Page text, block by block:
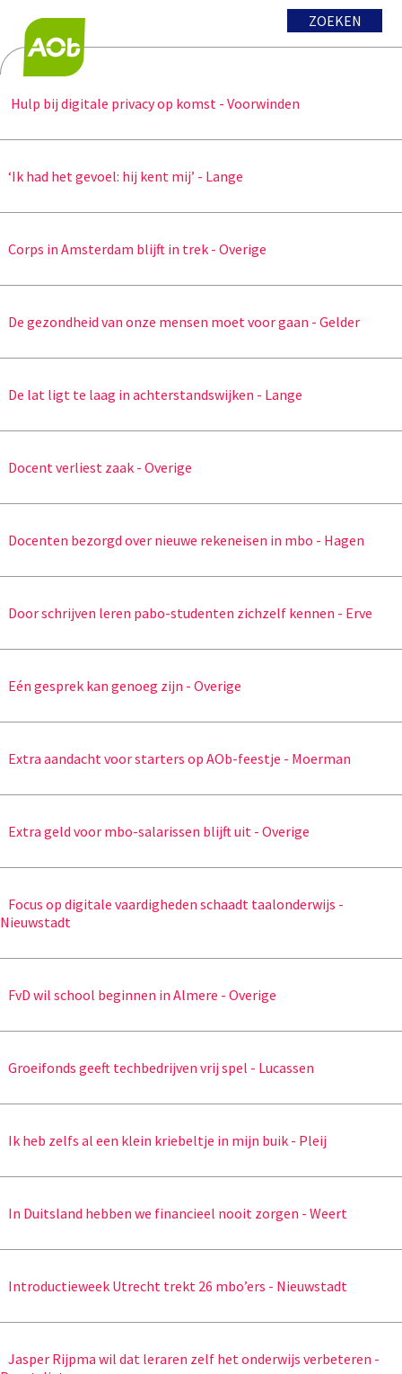
ZOEKEN
Hulp bij digitale privacy op komst - Voorwinden
‘Ik had het gevoel: hij kent mij’ - Lange
Corps in Amsterdam blijft in trek - Overige
De gezondheid van onze mensen moet voor gaan - Gelder
De lat ligt te laag in achterstandswijken - Lange
Docent verliest zaak - Overige
Docenten bezorgd over nieuwe rekeneisen in mbo - Hagen
Door schrijven leren pabo-studenten zichzelf kennen - Erve
Eén gesprek kan genoeg zijn - Overige
Extra aandacht voor starters op AOb-feestje - Moerman
Extra geld voor mbo-salarissen blijft uit - Overige
Focus op digitale vaardigheden schaadt taalonderwijs -
Nieuwstadt
FvD wil school beginnen in Almere - Overige
Groeifonds geeft techbedrijven vrij spel - Lucassen
Ik heb zelfs al een klein kriebeltje in mijn buik - Pleij
In Duitsland hebben we financieel nooit zorgen - Weert
Introductieweek Utrecht trekt 26 mbo’ers - Nieuwstadt
Jasper Rijpma wil dat leraren zelf het onderwijs verbeteren -